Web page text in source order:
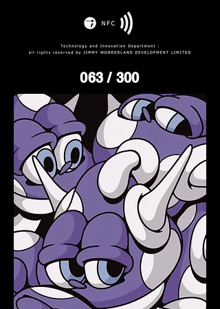
063/ 300